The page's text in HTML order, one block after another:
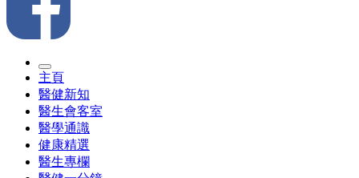
主頁
醫健新知
醫生會客室
醫學通識
健康精選
醫生專欄